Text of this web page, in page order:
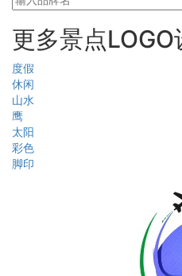
更多景点LOGO
度假
休闲
山水
鹰
太阳
彩色
脚印